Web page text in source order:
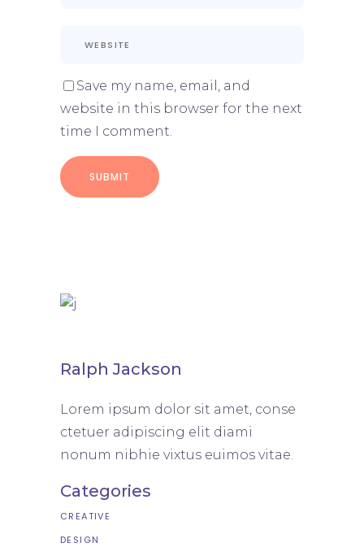
Save my name, email, and
website in this browser for the next
time I comment.
Ralph Jackson
Lorem ipsum dolor sit amet, conse
ctetuer adipiscing elit diami
nonum nibhie vixtus euimos vitae.
Categories
CREATIVE
DESIGN